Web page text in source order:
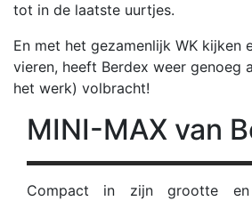
tot in de laatste uurtjes.
En met het gezamenlijk WK kijken
vieren, heeft Berdex weer genoeg
het werk) volbracht!
MINI-MAX van
Compact in zijn grootte